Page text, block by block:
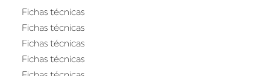
Fichas técnicas
Fichas técnicas
Fichas técnicas
Fichas técnicas